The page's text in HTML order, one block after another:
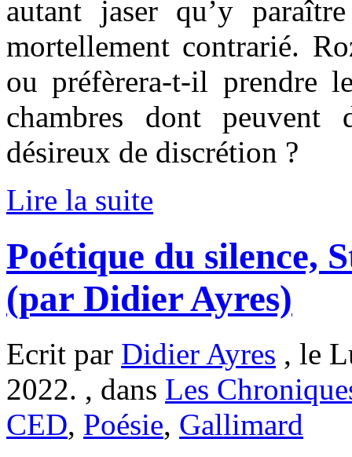
autant jaser qu’y
mortellement contrarié.
ou préfèrera-t-il prendre
chambres dont peuvent
désireux de discrétion ?
Lire la suite
Poétique du silence,
(par Didier Ayres)
Ecrit par Didier Ayres , le
2022. , dans Les
CED, Poésie, Gallimard